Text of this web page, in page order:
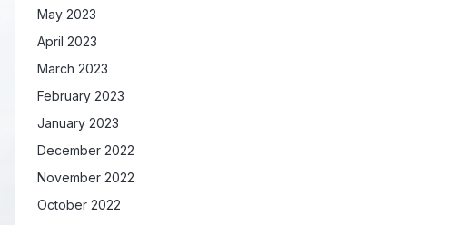
May 2023
April 2023
March 2023
February 2023
January 2023
December 2022
November 2022
October 2022